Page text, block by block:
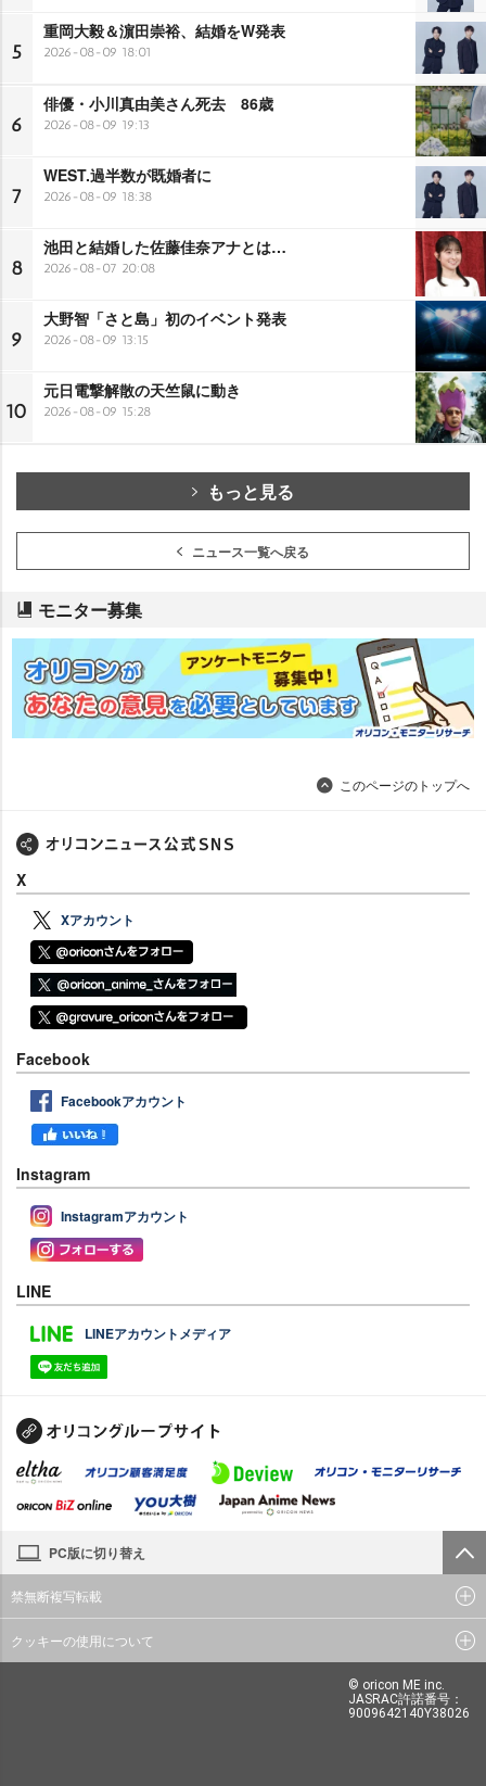
5
重岡大毅＆濵田崇裕、結婚をW発表
2026-08-09 18:01
6
俳優・小川真由美さん死去 86歳
2026-08-09 19:13
7
WEST.過半数が既婚者に
2026-08-09 18:38
8
池田と結婚した佐藤佳奈アナとは…
2026-08-07 20:08
9
大野智「さと島」初のイベント発表
2026-08-09 13:15
10
元日電撃解散の天竺鼠に動き
2026-08-09 15:28
もっと見る
ニュース一覧へ戻る
モニター募集
このページのトップへ
X
Xアカウント
Facebook
Facebookアカウント
Instagram
Instagramアカウント
LINE
LINEアカウントメディア
PC版に切り替え
禁無断複写転載
クッキーの使用について
© oricon ME inc.
JASRAC許諾番号：
9009642140Y38026